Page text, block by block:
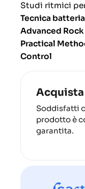
Studi ritmici
Tecnica
Advanced
Practical
Control
Acquista
Soddisfatti
prodotto è
garantita.